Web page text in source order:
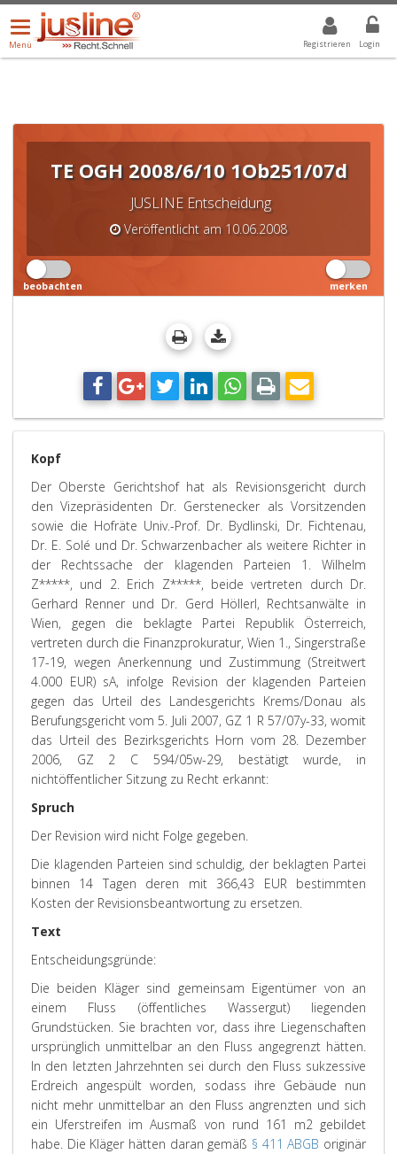
Registrieren Login
Menü
öffnen/schließen
Menü
ALLE DROPDOWN: GEWÄHLTER WERT IST ALLE
TE OGH 2008/6/10 1Ob251/07d
JUSLINE Entscheidung
Veröffentlicht am 10.06.2008
beobachten merken
Kopf
Der Oberste Gerichtshof hat als Revisionsgericht durch
den Vizepräsidenten Dr. Gerstenecker als Vorsitzenden
sowie die Hofräte Univ.-Prof. Dr. Bydlinski, Dr. Fichtenau,
Dr. E. Solé und Dr. Schwarzenbacher als weitere Richter in
der Rechtssache der klagenden Parteien 1. Wilhelm
Z*****, und 2. Erich Z*****, beide vertreten durch Dr.
Gerhard Renner und Dr. Gerd Höllerl, Rechtsanwälte in
Wien, gegen die beklagte Partei Republik Österreich,
vertreten durch die Finanzprokuratur, Wien 1., Singerstraße
17-19, wegen Anerkennung und Zustimmung (Streitwert
4.000 EUR) sA, infolge Revision der klagenden Parteien
gegen das Urteil des Landesgerichts Krems/Donau als
Berufungsgericht vom 5. Juli 2007, GZ 1 R 57/07y-33, womit
das Urteil des Bezirksgerichts Horn vom 28. Dezember
2006, GZ 2 C 594/05w-29, bestätigt wurde, in
nichtöffentlicher Sitzung zu Recht erkannt:
Spruch
Der Revision wird nicht Folge gegeben.
Die klagenden Parteien sind schuldig, der beklagten Partei
binnen 14 Tagen deren mit 366,43 EUR bestimmten
Kosten der Revisionsbeantwortung zu ersetzen.
Text
Entscheidungsgründe:
Die beiden Kläger sind gemeinsam Eigentümer von an
einem Fluss (öffentliches Wassergut) liegenden
Grundstücken. Sie brachten vor, dass ihre Liegenschaften
ursprünglich unmittelbar an den Fluss angegrenzt hätten.
In den letzten Jahrzehnten sei durch den Fluss sukzessive
Erdreich angespült worden, sodass ihre Gebäude nun
nicht mehr unmittelbar an den Fluss angrenzten und sich
ein Uferstreifen im Ausmaß von rund 161 m2 gebildet
habe. Die Kläger hätten daran gemäß § 411 ABGB originär